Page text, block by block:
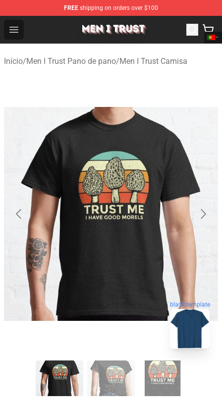
FREE shipping on orders over $100
Open menu
Men I Trust Shop - Official Men I Trust Merchandise Store
Início/Men I Trust Pano de pano/Men I Trust Camisa
blank template